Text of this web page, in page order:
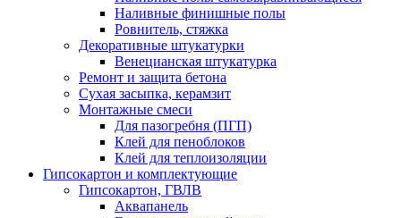
Наливные финишные полы
Ровнитель, стяжка
Декоративные штукатурки
Венецианская штукатурка
Ремонт и защита бетона
Сухая засыпка, керамзит
Монтажные смеси
Для пазогребня (ПГП)
Клей для пеноблоков
Клей для теплоизоляции
Гипсокартон и комплектующие
Гипсокартон, ГВЛВ
Аквапанель